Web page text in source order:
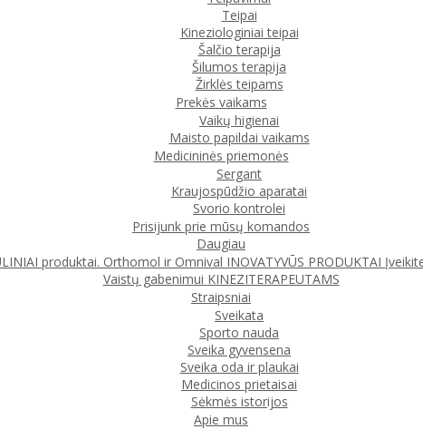
Teipai
Kineziologiniai teipai
Šalčio terapija
Šilumos terapija
Žirklės teipams
Prekės vaikams
Vaikų higienai
Maisto papildai vaikams
Medicininės priemonės
Sergant
Kraujospūdžio aparatai
Svorio kontrolei
Prisijunk prie mūsų komandos
Daugiau
produktai. Orthomol ir Omnival INOVATYVŪS PRODUKTAI
Vaistų gabenimui KINEZITERAPEUTAMS
Straipsniai
Sveikata
Sporto nauda
Sveika gyvensena
Sveika oda ir plaukai
Medicinos prietaisai
Sėkmės istorijos
Apie mus